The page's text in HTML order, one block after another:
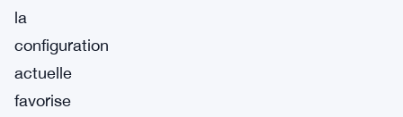
la
configuration
actuelle
favorise